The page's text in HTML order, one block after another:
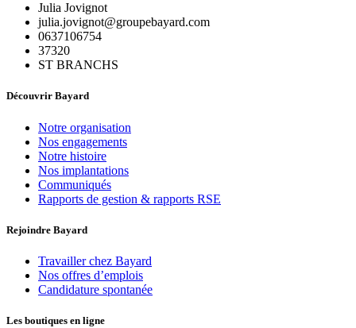
Julia Jovignot
julia.jovignot@groupebayard.com
0637106754
37320
ST BRANCHS
Découvrir Bayard
Notre organisation
Nos engagements
Notre histoire
Nos implantations
Communiqués
Rapports de gestion & rapports RSE
Rejoindre Bayard
Travailler chez Bayard
Nos offres d’emplois
Candidature spontanée
Les boutiques en ligne